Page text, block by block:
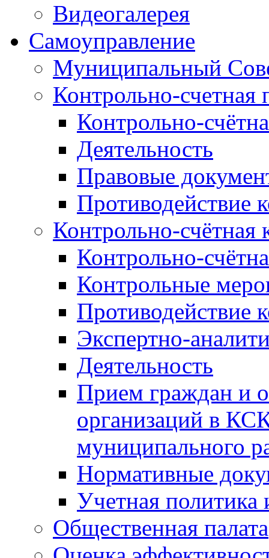
Видеогалерея
Самоуправление
Муниципальный
Контрольно-счетная
Контрольно-
Деятельность
Правовые
Противодействие
Контрольно-счётная
Контрольно-
Контрольные
Противодействие
Экспертно-
Деятельность
Прием граждан и
организаций в
муниципального
Нормативные
Учетная политика
Общественная палата